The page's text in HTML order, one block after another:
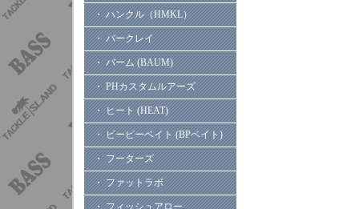
・ ハンクル（HMKL）
・ バークレイ
・ バーム (BAUM)
・ PHカスタムルアーズ
・ ヒート (HEAT)
・ ビーピーベイト (BPベイト)
・ フーターズ
・ ファットラボ
・ フィッシュアロー